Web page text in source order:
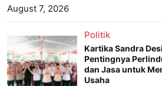
August 7, 2026
Politik
Kartika Sandra
Pentingnya
dan Jasa untuk
Usaha